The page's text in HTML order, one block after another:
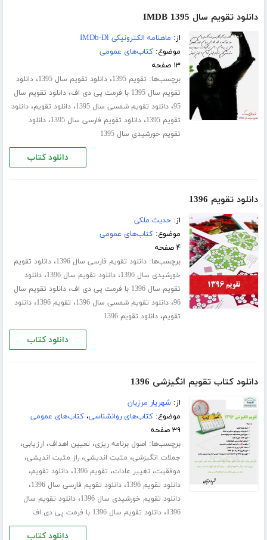
دانلود تقویم سال 1395 IMDB
از: ماهنامه الکترونیکی IMDb-Dl
موضوع:کتاب‌های عمومی
۱۳ صفحه
برچسب‌ها: تقویم 1395 ،دانلود تقویم سال 1395 ،دانلود
تقویم سال 1395 با فرمت پی دی اف
،دانلود تقویم سال
95،دانلود تقویم شمسی سال 1395 ،دانلود تقویم،دانلود
تقویم 1395
،دانلود تقویم فارسی سال 1395 ،دانلود
تقویم خورشیدی سال 1395
دانلود کتاب
دانلود تقویم 1396
از:حدیث ملکی
موضوع:کتاب‌های عمومی
۴ صفحه
برچسب‌ها:دانلود تقویم فارسی سال 1396 ،دانلود تقویم
خورشیدی سال 1396
،دانلود تقویم سال 1396 ،دانلود
تقویم سال 1396 با فرمت پی دی اف
،دانلود تقویم سال
96،دانلود تقویم شمسی سال 1396 ، تقویم 1396 ،دانلود
تقویم،دانلود تقویم 1396
دانلود کتاب
دانلود کتاب تقویم انگیزشی 1396
از:شهریار مرزبان
موضوع:کتاب‌های روانشناسی،کتاب‌های عمومی
۳۹ صفحه
برچسب‌ها: اصول برنامه ریزی، تعیین اهداف، ارزیابی،
جملات انگیزشی، مثبت اندیشی،راز مثبت اندیشی،
موفقیت، تغییر عادات، تقویم 1396 ،دانلود تقویم،
دانلود تقویم 1396 ،دانلود تقویم فارسی سال 1396 ،
دانلود تقویم خورشیدی سال 1396 ،دانلود تقویم سال
1396،دانلود تقویم سال 1396 با فرمت پی دی اف
دانلود کتاب